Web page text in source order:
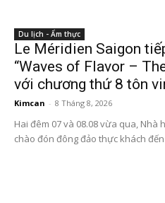
Du lịch - Ẩm thực
Le Méridien Saigon
“Waves of Flavor –
với chương thứ 8 tôn
Kimcan - 8 Tháng 8, 2026
Hai đêm 07 và 08.08 vừa qua, Nhà
chào đón đông đảo thực khách